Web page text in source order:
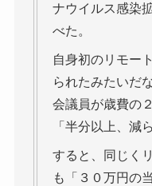
ナウイルス感染
べた。
自身初のリモー
られたみたいだ
会議員が歳費の
「半分以上、減
すると、同じく
も「３０万円の